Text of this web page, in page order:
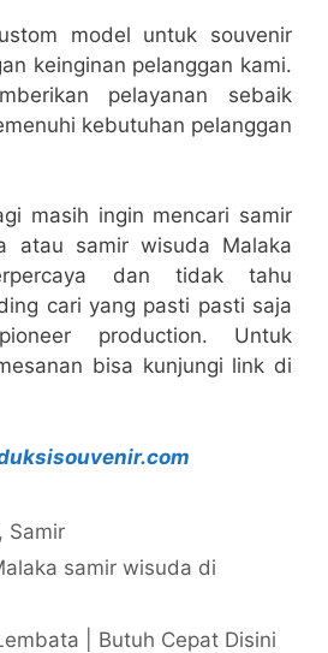
model untuk souvenir
keinginan pelanggan kami.
pelayanan sebaik
kebutuhan pelanggan
masih ingin mencari samir
atau samir wisuda Malaka
dan tidak tahu
cari yang pasti pasti saja
production. Untuk
bisa kunjungi link di
, Samir
samir wisuda di
| Butuh Cepat Disini